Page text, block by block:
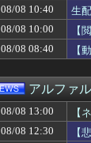
【イギリス】両
岩本蓮加ちゃん
【VTuber】柘榴
『Destiny
【艦これ】もち
京大病院、手術
京大病院、脳腫
【閲覧注意】村
【画像】まんさ
08/08 10:40
生
08/08 10:00
【
08/08 08:40
【
アルファ
08/08 13:00
【
08/08 12:30
【